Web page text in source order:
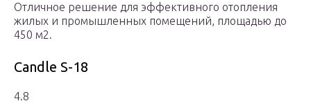
Отличное решение для эффективного отопления
жилых и промышленных помещений, площадью до
450 м2.
Candle S-18
4.8